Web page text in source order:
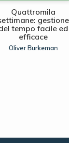
Quattromila
gestione
tempo facile ed
efficace
Oliver Burkeman